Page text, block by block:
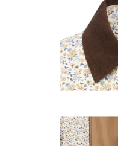
個人情報の処理、利用につい
行使したい場合は、ネットプ
にご連絡ください。上記に示
てAFTEEにご提供いただく、
理、利用を許可することにに
択しないでください。